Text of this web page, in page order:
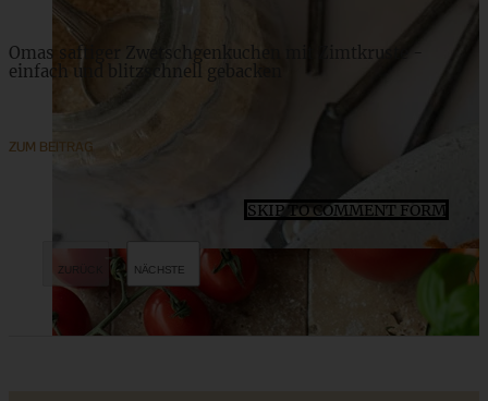
Omas saftiger Zwetschgenkuchen mit Zimtkruste -
einfach und blitzschnell gebacken
ZUM BEITRAG
SKIP TO COMMENT FORM